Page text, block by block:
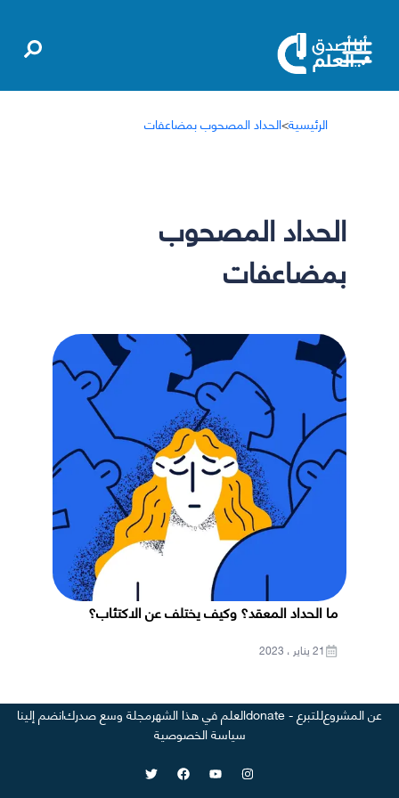
الرئيسية>الحداد المصحوب بمضاعفات
الحداد المصحوب
بمضاعفات
ما الحداد المعقد؟ وكيف يختلف عن الاكتئاب؟
21 يناير ، 2023
عن المشروعللتبرع - donate العلم في هذا الشهرمجلة وسع صدركانضم إلينا
سياسة الخصوصية